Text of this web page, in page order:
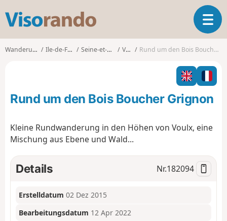
s
o
o
T
o
g
l
n
a
g
i
o
Wanderungen Ile-de-France Seine-et-Marne Voulx Rund um den Bois Boucher Grignon
Rund um den Bois Boucher Grignon
Kleine Rundwanderung in den Höhen von Voulx, eine
Mischung aus Ebene und Wald...
Details Nr.182094
Erstelldatum 02 Dez 2015
Bearbeitungsdatum 12 Apr 2022